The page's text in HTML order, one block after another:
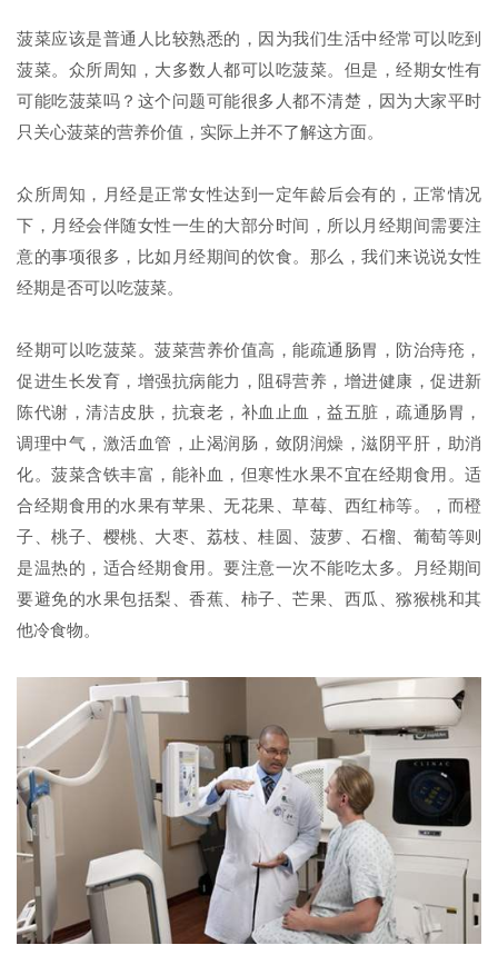
菠菜应该是普通人比较熟悉的，因为我们生活中经常可以吃到
菠菜。众所周知，大多数人都可以吃菠菜。但是，经期女性有
可能吃菠菜吗？这个问题可能很多人都不清楚，因为大家平时
只关心菠菜的营养价值，实际上并不了解这方面。
众所周知，月经是正常女性达到一定年龄后会有的，正常情况
下，月经会伴随女性一生的大部分时间，所以月经期间需要注
意的事项很多，比如月经期间的饮食。那么，我们来说说女性
经期是否可以吃菠菜。
经期可以吃菠菜。菠菜营养价值高，能疏通肠胃，防治痔疮，
促进生长发育，增强抗病能力，阻碍营养，增进健康，促进新
陈代谢，清洁皮肤，抗衰老，补血止血，益五脏，疏通肠胃，
调理中气，激活血管，止渴润肠，敛阴润燥，滋阴平肝，助消
化。菠菜含铁丰富，能补血，但寒性水果不宜在经期食用。适
合经期食用的水果有苹果、无花果、草莓、西红柿等。，而橙
子、桃子、樱桃、大枣、荔枝、桂圆、菠萝、石榴、葡萄等则
是温热的，适合经期食用。要注意一次不能吃太多。月经期间
要避免的水果包括梨、香蕉、柿子、芒果、西瓜、猕猴桃和其
他冷食物。